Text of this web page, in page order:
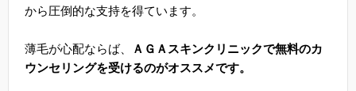
から圧倒的な支持を得ています。
薄毛が心配ならば、
ＡＧＡスキンクリニックで無料のカ
ウンセリングを受けるのがオススメです。